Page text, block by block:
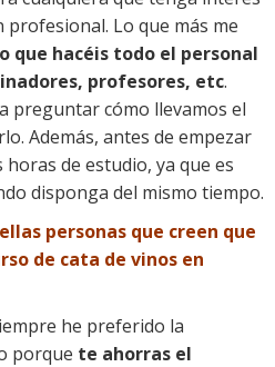
Lo que más me
que hacéis todo el personal
profesores, etc.
preguntar cómo llevamos el
Además, antes de empezar
de estudio, ya que es
disponga del mismo tiempo.
personas que creen que
de cata de vinos en
he preferido la
porque te ahorras el